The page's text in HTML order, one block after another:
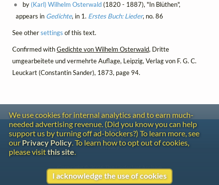
by (Karl) Wilhelm Osterwald(1820 - 1887), "In Blüthen",
appears in Gedichte, in 1. Erstes Buch: Lieder, no. 86
See othersettings of this text.
Confirmed withGedichte von Wilhelm Osterwald, Dritte
umgearbeitete und vermehrte Auflage, Leipzig, Verlag von F. G. C.
Leuckart (Constantin Sander), 1873, page 94.
We use cookies for internal analytics and to earn much-
needed advertising revenue. (Did you know you can help
support us by turning off ad-blockers?) To learn more, see
our Privacy Policy. To learn how to opt out of cookies,
please visitthis site.
I acknowledge the use of cookies
Contact
Copyright
Privacy
Copyright © 2026 The LiederNet Archive